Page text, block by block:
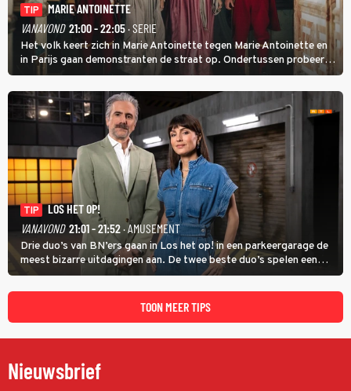
TIP
MARIE ANTOINETTE
VANAVOND 21:00 - 22:05· SERIE
Het volk keert zich in Marie Antoinette tegen Marie Antoinette en
in Parijs gaan demonstranten de straat op. Ondertussen probeert
Marie Antoinette landgoed Saint-Cloud te kopen. Ze wil daar haar
kinderen veilig laten opgroeien.
TIP
LOS HET OP!
VANAVOND 21:01 - 21:52· AMUSEMENT
Drie duo’s van BN’ers gaan in Los het op! in een parkeergarage de
meest bizarre uitdagingen aan. De twee beste duo’s spelen een
onderlinge finale. Met in deze aflevering onder anderen cabaretiers
Nabil Aoulad Ayad en Annick Boer.
TOON MEER TIPS
Nieuwsbrief